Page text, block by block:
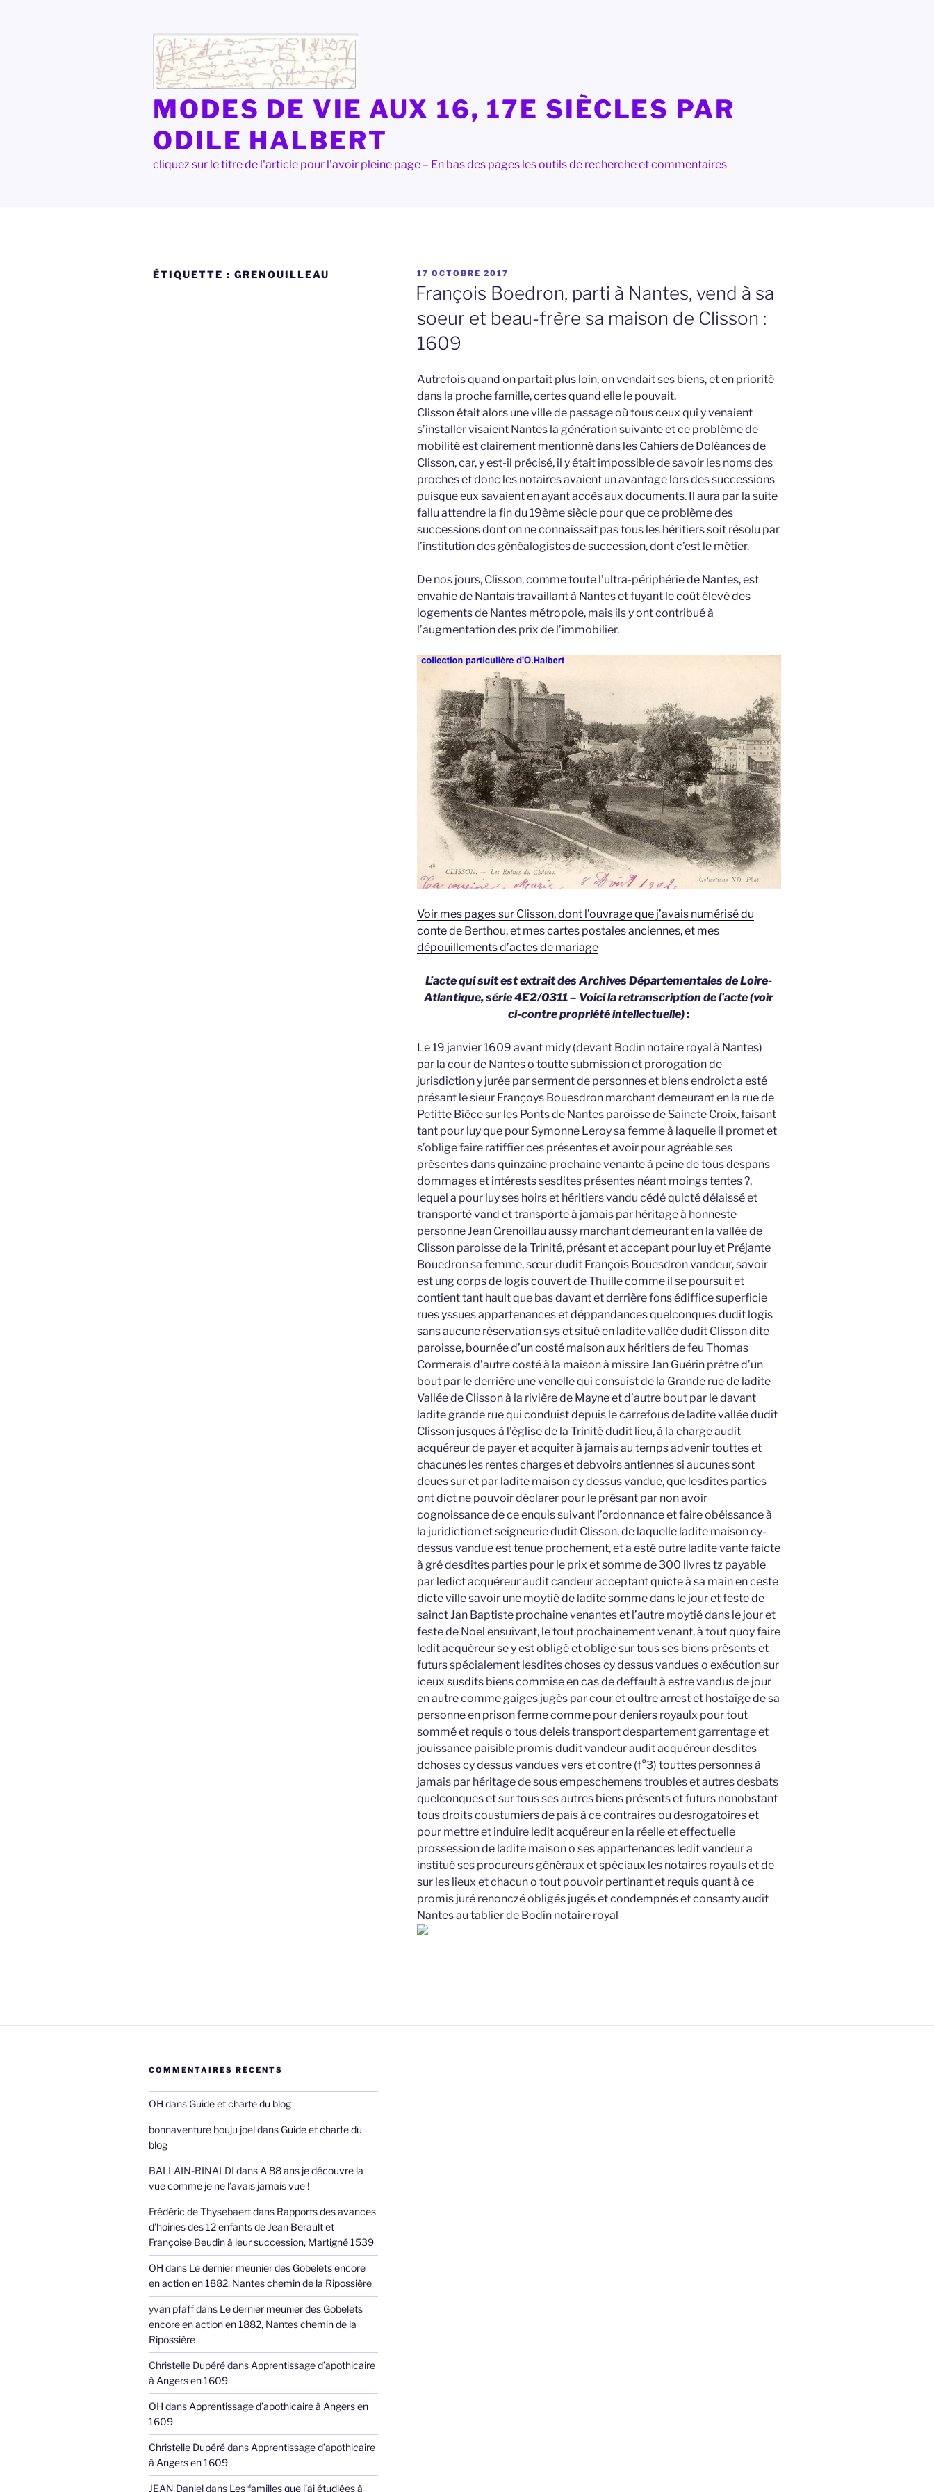
MODES DE VIE AUX 16, 17E SIÈCLES PAR
ODILE HALBERT
cliquez sur le titre de l'article pour l'avoir pleine page – En bas des pages les outils de recherche et commentaires
ÉTIQUETTE : GRENOUILLEAU
PUBLIÉ
LE
17 OCTOBRE 2017
François Boedron, parti à Nantes, vend à sa
soeur et beau-frère sa maison de Clisson :
1609
Autrefois quand on partait plus loin, on vendait ses biens, et en priorité
dans la proche famille, certes quand elle le pouvait.
Clisson était alors une ville de passage où tous ceux qui y venaient
s’installer visaient Nantes la génération suivante et ce problème de
mobilité est clairement mentionné dans les Cahiers de Doléances de
Clisson, car, y est-il précisé, il y était impossible de savoir les noms des
proches et donc les notaires avaient un avantage lors des successions
puisque eux savaient en ayant accès aux documents. Il aura par la suite
fallu attendre la fin du 19ème siècle pour que ce problème des
successions dont on ne connaissait pas tous les héritiers soit résolu par
l’institution des généalogistes de succession, dont c’est le métier.
De nos jours, Clisson, comme toute l’ultra-périphérie de Nantes, est
envahie de Nantais travaillant à Nantes et fuyant le coût élevé des
logements de Nantes métropole, mais ils y ont contribué à
l’augmentation des prix de l’immobilier.
Voir mes pages sur Clisson, dont l’ouvrage que j’avais numérisé du
conte de Berthou, et mes cartes postales anciennes, et mes
dépouillements d’actes de mariage
L’acte qui suit est extrait des Archives Départementales de Loire-
Atlantique, série 4E2/0311 – Voici la retranscription de l’acte (voir
ci-contre propriété intellectuelle) :
Le 19 janvier 1609 avant midy (devant Bodin notaire royal à Nantes)
par la cour de Nantes o toutte submission et prorogation de
jurisdiction y jurée par serment de personnes et biens endroict a esté
présant le sieur Françoys Bouesdron marchant demeurant en la rue de
Petitte Bièce sur les Ponts de Nantes paroisse de Saincte Croix, faisant
tant pour luy que pour Symonne Leroy sa femme à laquelle il promet et
s’oblige faire ratiffier ces présentes et avoir pour agréable ses
présentes dans quinzaine prochaine venante à peine de tous despans
dommages et intérests sesdites présentes néant moings tentes ?,
lequel a pour luy ses hoirs et héritiers vandu cédé quicté délaissé et
transporté vand et transporte à jamais par héritage à honneste
personne Jean Grenoillau aussy marchant demeurant en la vallée de
Clisson paroisse de la Trinité, présant et accepant pour luy et Préjante
Bouedron sa femme, sœur dudit François Bouesdron vandeur, savoir
est ung corps de logis couvert de Thuille comme il se poursuit et
contient tant hault que bas davant et derrière fons édiffice superficie
rues yssues appartenances et déppandances quelconques dudit logis
sans aucune réservation sys et situé en ladite vallée dudit Clisson dite
paroisse, bournée d’un costé maison aux héritiers de feu Thomas
Cormerais d’autre costé à la maison à missire Jan Guérin prêtre d’un
bout par le derrière une venelle qui consuist de la Grande rue de ladite
Vallée de Clisson à la rivière de Mayne et d’autre bout par le davant
ladite grande rue qui conduist depuis le carrefous de ladite vallée dudit
Clisson jusques à l’église de la Trinité dudit lieu, à la charge audit
acquéreur de payer et acquiter à jamais au temps advenir touttes et
chacunes les rentes charges et debvoirs antiennes si aucunes sont
deues sur et par ladite maison cy dessus vandue, que lesdites parties
ont dict ne pouvoir déclarer pour le présant par non avoir
cognoissance de ce enquis suivant l’ordonnance et faire obéissance à
la juridiction et seigneurie dudit Clisson, de laquelle ladite maison cy-
dessus vandue est tenue prochement, et a esté outre ladite vante faicte
à gré desdites parties pour le prix et somme de 300 livres tz payable
par ledict acquéreur audit candeur acceptant quicte à sa main en ceste
dicte ville savoir une moytié de ladite somme dans le jour et feste de
sainct Jan Baptiste prochaine venantes et l’autre moytié dans le jour et
feste de Noel ensuivant, le tout prochainement venant, à tout quoy faire
ledit acquéreur se y est obligé et oblige sur tous ses biens présents et
futurs spécialement lesdites choses cy dessus vandues o exécution sur
iceux susdits biens commise en cas de deffault à estre vandus de jour
en autre comme gaiges jugés par cour et oultre arrest et hostaige de sa
personne en prison ferme comme pour deniers royaulx pour tout
sommé et requis o tous deleis transport despartement garrentage et
jouissance paisible promis dudit vandeur audit acquéreur desdites
dchoses cy dessus vandues vers et contre (f°3) touttes personnes à
jamais par héritage de sous empeschemens troubles et autres desbats
quelconques et sur tous ses autres biens présents et futurs nonobstant
tous droits coustumiers de pais à ce contraires ou desrogatoires et
pour mettre et induire ledit acquéreur en la réelle et effectuelle
prossession de ladite maison o ses appartenances ledit vandeur a
institué ses procureurs généraux et spéciaux les notaires royauls et de
sur les lieux et chacun o tout pouvoir pertinant et requis quant à ce
promis juré renonczé obligés jugés et condempnés et consanty audit
Nantes au tablier de Bodin notaire royal
COMMENTAIRES RÉCENTS
OH dans Guide et charte du blog
bonnaventure bouju joeldans Guide et charte du
blog
BALLAIN-RINALDI dans A 88 ans je découvre la
vue comme je ne l’avais jamais vue !
Frédéric de Thysebaertdans Rapports des avances
d’hoiries des 12 enfants de Jean Berault et
Françoise Beudin à leur succession, Martigné 1539
OH dans Le dernier meunier des Gobelets encore
en action en 1882, Nantes chemin de la Ripossière
yvan pfaffdans Le dernier meunier des Gobelets
encore en action en 1882, Nantes chemin de la
Ripossière
Christelle Dupérédans Apprentissage d’apothicaire
à Angers en 1609
OH dans Apprentissage d’apothicaire à Angers en
1609
Christelle Dupérédans Apprentissage d’apothicaire
à Angers en 1609
JEAN Danieldans Les familles que j’ai étudiées à